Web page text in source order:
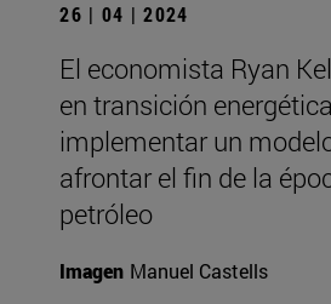
26 | 04 | 2024
El economista Ryan
en transición
implementar un
afrontar el fin de la
petróleo
Imagen Manuel Castells